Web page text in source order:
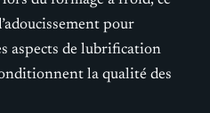
pour
aspects de lubrification
la qualité des